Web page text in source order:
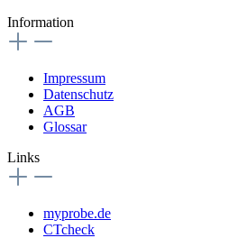
Information
Impressum
Datenschutz
AGB
Glossar
Links
myprobe.de
CTcheck